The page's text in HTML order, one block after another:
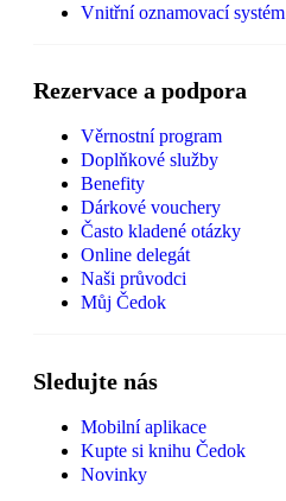
Vnitřní oznamovací systém
Rezervace a podpora
Věrnostní program
Doplňkové služby
Benefity
Dárkové vouchery
Často kladené otázky
Online delegát
Naši průvodci
Můj Čedok
Sledujte nás
Mobilní aplikace
Kupte si knihu Čedok
Novinky